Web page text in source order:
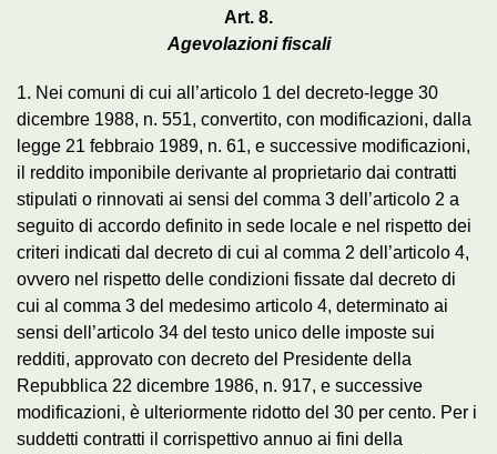
Art. 8.
Agevolazioni fiscali
1. Nei comuni di cui all’articolo 1 del decreto-legge 30
dicembre 1988, n. 551, convertito, con modificazioni, dalla
legge 21 febbraio 1989, n. 61, e successive modificazioni,
il reddito imponibile derivante al proprietario dai contratti
stipulati o rinnovati ai sensi del comma 3 dell’articolo 2 a
seguito di accordo definito in sede locale e nel rispetto dei
criteri indicati dal decreto di cui al comma 2 dell’articolo 4,
ovvero nel rispetto delle condizioni fissate dal decreto di
cui al comma 3 del medesimo articolo 4, determinato ai
sensi dell’articolo 34 del testo unico delle imposte sui
redditi, approvato con decreto del Presidente della
Repubblica 22 dicembre 1986, n. 917, e successive
modificazioni, è ulteriormente ridotto del 30 per cento. Per i
suddetti contratti il corrispettivo annuo ai fini della